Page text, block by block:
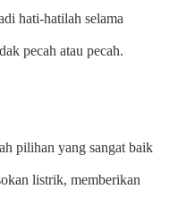
hati-hatilah selama
pecah atau pecah.
pilihan yang sangat baik
listrik, memberikan